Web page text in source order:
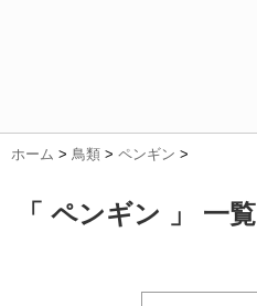
ホーム > 鳥類 > ペンギン >
「 ペンギン 」 一覧